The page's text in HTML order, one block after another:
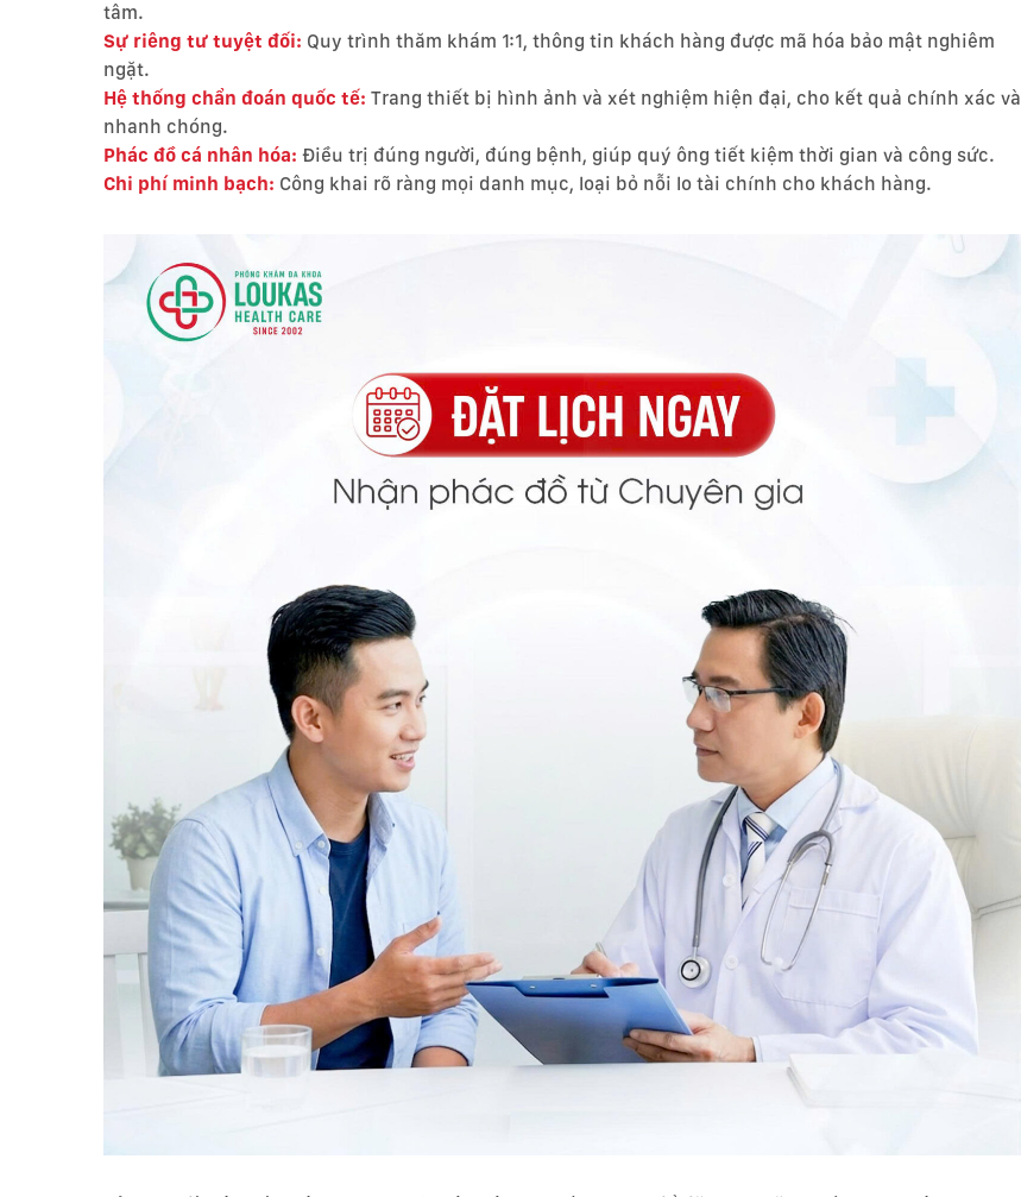
tâm.
Sự riêng tư tuyệt đối: Quy trình thăm khám 1:1, thông tin khách hàng được mã hóa bảo mật nghiêm
ngặt.
Hệ thống chẩn đoán quốc tế: Trang thiết bị hình ảnh và xét nghiệm hiện đại, cho kết quả chính xác và
nhanh chóng.
Phác đồ cá nhân hóa: Điều trị đúng người, đúng bệnh, giúp quý ông tiết kiệm thời gian và công sức.
Chi phí minh bạch: Công khai rõ ràng mọi danh mục, loại bỏ nỗi lo tài chính cho khách hàng.